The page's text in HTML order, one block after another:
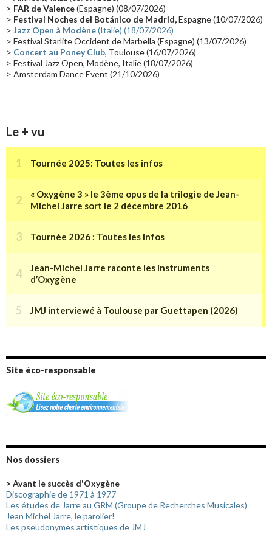
(14) Astronomie (14) (14)
Tournée 2025(14) 2024(14) Chine(13)
> FAR de Valence(Espagne) (08/07/2026)
> Festival Noches del Botánico de Madrid,Espagne (10/07/2026)
> Jazz Open à Modène(Italie) (18/07/2026)
> Festival Starlite Occident de Marbella (Espagne) (13/07/2026)
> Concert au Poney Club, Toulouse (16/07/2026)
> Festival Jazz Open, Modène, Italie (18/07/2026)
> Amsterdam Dance Event (21/10/2026)
Le + vu
Site éco-responsable
Nos dossiers
> Avant le succès d'Oxygène
Discographie de 1971 à 1977
Les études de Jarre au GRM (Groupe de Recherches Musicales)
Jean Michel Jarre, le parolier!
Les pseudonymes artistiques de JMJ